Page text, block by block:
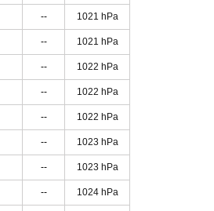
-- 1021 hPa
-- 1021 hPa
-- 1022 hPa
-- 1022 hPa
-- 1022 hPa
-- 1023 hPa
-- 1023 hPa
-- 1024 hPa